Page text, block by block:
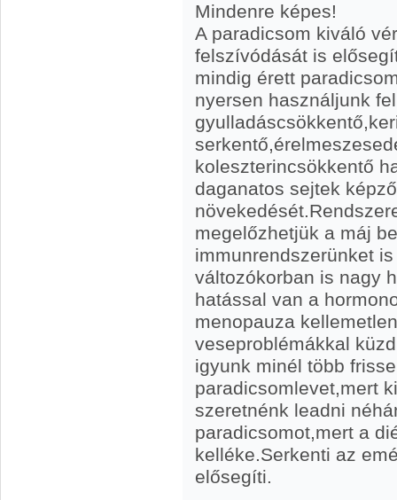
Mindenre képes!
A paradicsom kiváló
felszívódását is
mindig érett
nyersen használjunk
koleszterincsökkentő
daganatos sejtek
megelőzhetjük a máj
immunrendszerünket
változókorban is nagy
hatással van a
menopauza
veseproblémákkal
igyunk minél több
paradicsomlevet,mert
szeretnénk leadni
paradicsomot,mert a
kelléke.Serkenti az
elősegíti.